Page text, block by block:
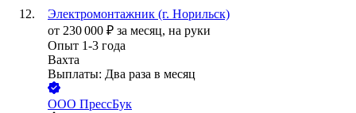
Электромонтажник (г. Норильск)
от 230 000 ₽ за месяц, на руки
Опыт 1-3 года
Вахта
Выплаты: Два раза в месяц
ООО ПрессБук